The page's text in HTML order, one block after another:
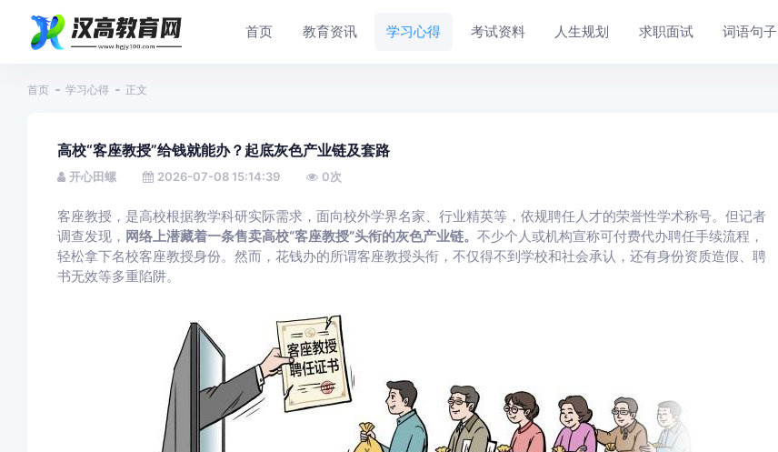
首页 教育资讯 学习心得 考试资料 人生规划 求职面试 词语句子
首页 学习心得 正文
高校“客座教授”给钱就能办？起底灰色产业链及套路
开心田螺 2026-07-08 15:14:39 0次
客座教授，是高校根据教学科研实际需求，面向校外学界名家、行业精英等，依规聘任人才的荣誉性学术称号。但记者
调查发现， 网络上潜藏着一条售卖高校“客座教授”头衔的灰色产业链。 不少个人或机构宣称可付费代办聘任手续流程，
轻松拿下名校客座教授身份。然而，花钱办的所谓客座教授头衔，不仅得不到学校和社会承认，还有身份资质造假、聘
书无效等多重陷阱。